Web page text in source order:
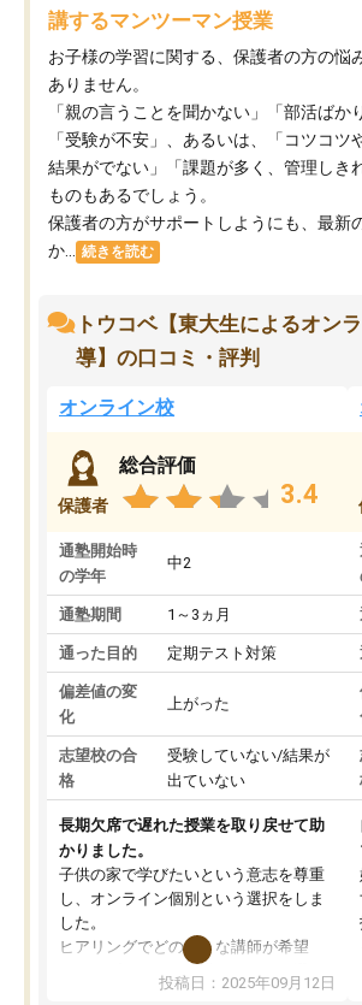
講するマンツーマン授業
お子様の学習に関する、保護者の方の悩
ありません。
「親の言うことを聞かない」「部活ばか
「受験が不安」、あるいは、「コツコツ
結果がでない」「課題が多く、管理しき
ものもあるでしょう。
保護者の方がサポートしようにも、最新
か...
続きを読む
トウコベ【東大生によるオン
導】の口コミ・評判
オンライン校
保護者
総合評価
3.4
通塾開始時
の学年
中2
通塾期間 1～3ヵ月
通った目的 定期テスト対策
偏差値の変
化
上がった
志望校の合
格
受験していない/結果が
出ていない
長期欠席で遅れた授業を取り戻せて助
かりました。
子供の家で学びたいという意志を尊重
し、オンライン個別という選択をしま
した。
ヒアリングでどのような講師が希望
か、オプションは付帯するかなど選ぶ
事が出来ました。
投稿日：2025年09月12日